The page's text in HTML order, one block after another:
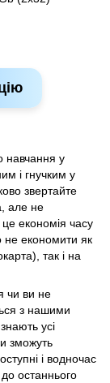
навчання у
і гнучким у
звертайте
але не
економія часу
не економити як
так і на
чи ви не
з нашими
усі
зможуть
і водночас
останнього